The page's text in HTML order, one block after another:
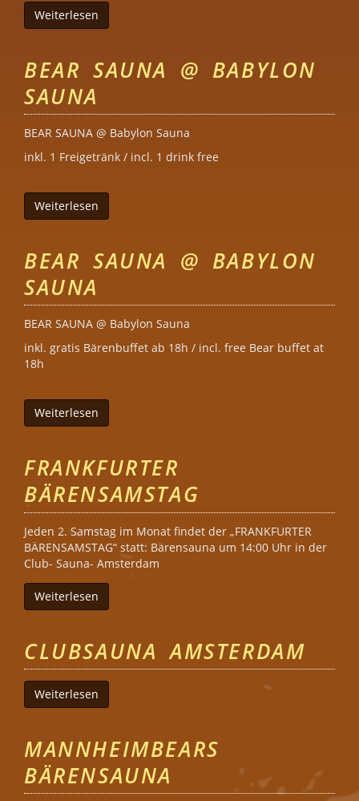
Weiterlesen
BEAR SAUNA @ BABYLON
SAUNA
BEAR SAUNA @ Babylon Sauna
inkl. 1 Freigetränk / incl. 1 drink free
Weiterlesen
BEAR SAUNA @ BABYLON
SAUNA
BEAR SAUNA @ Babylon Sauna
inkl. gratis Bärenbuffet ab 18h / incl. free Bear buffet at
18h
Weiterlesen
FRANKFURTER
BÄRENSAMSTAG
Jeden 2. Samstag im Monat findet der „FRANKFURTER
BÄRENSAMSTAG“ statt: Bärensauna um 14:00 Uhr in der
Club- Sauna- Amsterdam
Weiterlesen
CLUBSAUNA AMSTERDAM
Weiterlesen
MANNHEIMBEARS
BÄRENSAUNA